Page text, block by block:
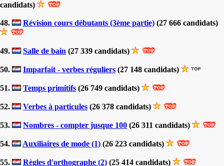
candidats)
48. Révision cours débutants (3ème partie) (27 666 candidats)
49. Salle de bain (27 339 candidats)
50. Imparfait - verbes réguliers (27 148 candidats)
51. Temps primitifs (26 749 candidats)
52. Verbes à particules (26 378 candidats)
53. Nombres - compter jusque 100 (26 311 candidats)
54. Auxiliaires de mode (1) (26 223 candidats)
55. Règles d'orthographe (2) (25 414 candidats)